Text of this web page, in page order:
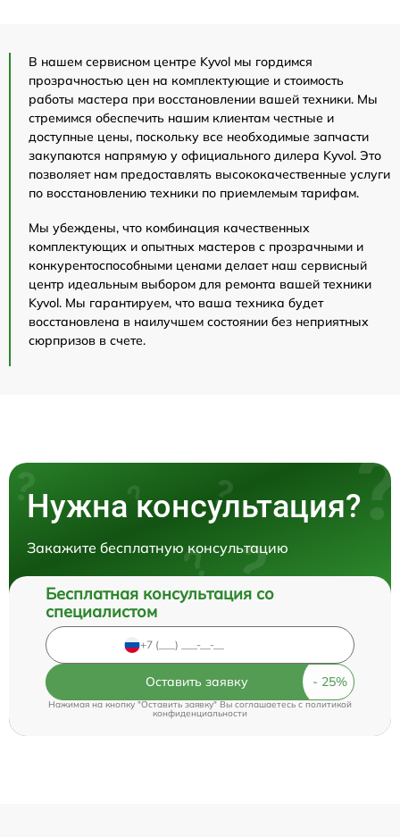
В нашем сервисном центре Kyvol мы гордимся
прозрачностью цен на комплектующие и стоимость
работы мастера при восстановлении вашей техники. Мы
стремимся обеспечить нашим клиентам честные и
доступные цены, поскольку все необходимые запчасти
закупаются напрямую у официального дилера Kyvol. Это
позволяет нам предоставлять высококачественные услуги
по восстановлению техники по приемлемым тарифам.
Мы убеждены, что комбинация качественных
комплектующих и опытных мастеров с прозрачными и
конкурентоспособными ценами делает наш сервисный
центр идеальным выбором для ремонта вашей техники
Kyvol. Мы гарантируем, что ваша техника будет
восстановлена в наилучшем состоянии без неприятных
сюрпризов в счете.
Нужна консультация?
Закажите бесплатную консультацию
Бесплатная консультация со
специалистом
Оставить заявку
Нажимая на кнопку "Оставить заявку" Вы соглашаетесь cполитикой
конфиденциальности